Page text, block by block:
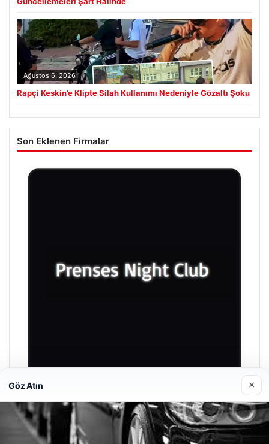
Ağustos 6, 2026
Rapçi Keskin’e Klipte Silah Kullanımı Nedeniyle Gözaltı Şoku
Son Eklenen Firmalar
Prenses Night Club
Nisan 29, 2026
Göz Atın ×